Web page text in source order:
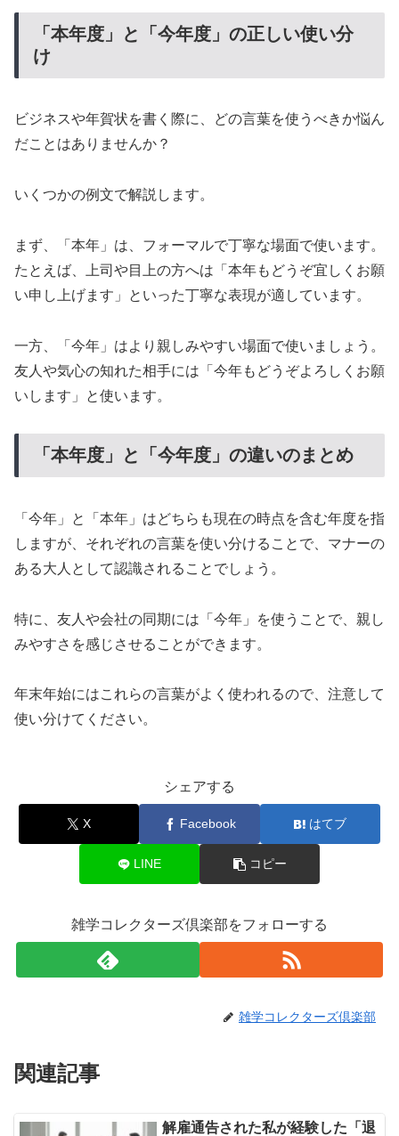
「本年度」と「今年度」の正しい使い分
け
ビジネスや年賀状を書く際に、どの言葉を使うべきか悩ん
だことはありませんか？
いくつかの例文で解説します。
まず、「本年」は、フォーマルで丁寧な場面で使います。
たとえば、上司や目上の方へは「本年もどうぞ宜しくお願
い申し上げます」といった丁寧な表現が適しています。
一方、「今年」はより親しみやすい場面で使いましょう。
友人や気心の知れた相手には「今年もどうぞよろしくお願
いします」と使います。
「本年度」と「今年度」の違いのまとめ
「今年」と「本年」はどちらも現在の時点を含む年度を指
しますが、それぞれの言葉を使い分けることで、マナーの
ある大人として認識されることでしょう。
特に、友人や会社の同期には「今年」を使うことで、親し
みやすさを感じさせることができます。
年末年始にはこれらの言葉がよく使われるので、注意して
使い分けてください。
シェアする
X Facebook はてブ
LINE コピー
雑学コレクターズ倶楽部をフォローする
雑学コレクターズ倶楽部
関連記事
解雇通告された私が経験した「退